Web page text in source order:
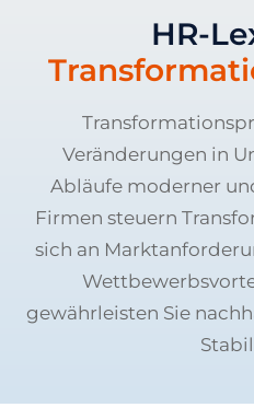
HR-
Veränderungen in
Abläufe moderner
Firmen steuern
sich an
gewährleisten Sie